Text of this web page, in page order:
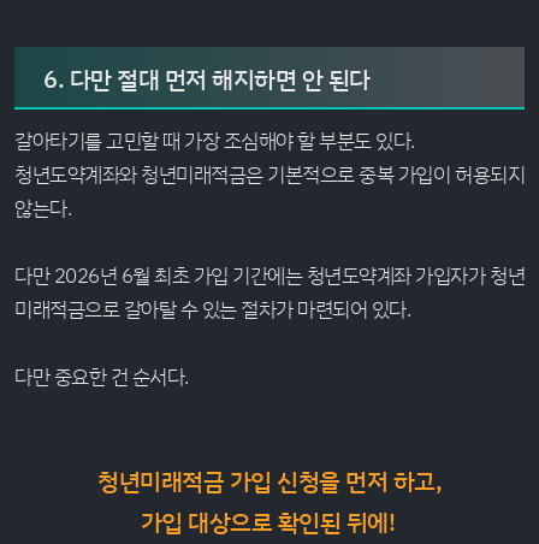
6. 다만 절대 먼저 해지하면 안 된다
갈아타기를 고민할 때 가장 조심해야 할 부분도 있다.
청년도약계좌와 청년미래적금은 기본적으로 중복 가입이 허용되지
않는다.
다만 2026년 6월 최초 가입 기간에는 청년도약계좌 가입자가 청년
미래적금으로 갈아탈 수 있는 절차가 마련되어 있다.
다만 중요한 건 순서다.
청년미래적금 가입 신청을 먼저 하고,
가입 대상으로 확인된 뒤에!